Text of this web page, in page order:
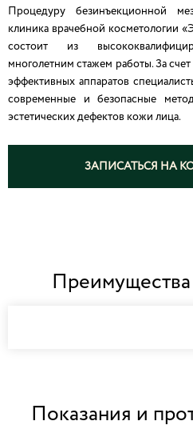
Процедуру безинъекционной
клиника врачебной косметологии
состоит из
многолетним стажем работы. За
эффективных аппаратов
современные и безопасные
эстетических дефектов кожи лица.
ЗАПИСАТЬСЯ НА
Показания и